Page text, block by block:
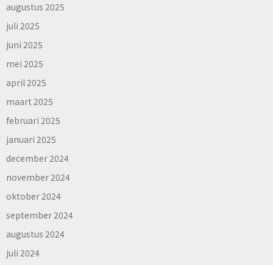
augustus 2025
juli 2025
juni 2025
mei 2025
april 2025
maart 2025
februari 2025
januari 2025
december 2024
november 2024
oktober 2024
september 2024
augustus 2024
juli 2024